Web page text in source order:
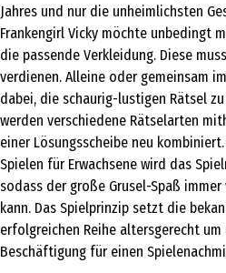
Jahres und nur die unheimlichsten
Frankengirl Vicky möchte unbedingt
die passende Verkleidung. Diese
verdienen. Alleine oder gemeinsam
dabei, die schaurig-lustigen Rätsel
werden verschiedene Rätselarten
einer Lösungsscheibe neu
Spielen für Erwachsene wird das
sodass der große Grusel-Spaß
kann. Das Spielprinzip setzt die
erfolgreichen Reihe altersgerecht
Beschäftigung für einen